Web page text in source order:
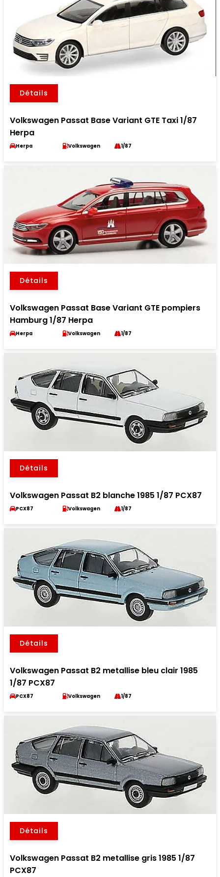
Détails
Volkswagen Passat Base Variant GTE Taxi 1/87
Herpa
Herpa Volkswagen 1/87
Détails
Volkswagen Passat Base Variant GTE pompiers
Hamburg 1/87 Herpa
Herpa Volkswagen 1/87
Détails
Volkswagen Passat B2 blanche 1985 1/87 PCX87
PCX87 Volkswagen 1/87
Détails
Volkswagen Passat B2 metallise bleu clair 1985
1/87 PCX87
PCX87 Volkswagen 1/87
Détails
Volkswagen Passat B2 metallise gris 1985 1/87
PCX87